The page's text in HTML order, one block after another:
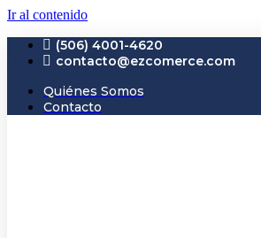
Ir al contenido
(506) 4001-4620
contacto@ezcomerce.com
Quiénes Somos
Contacto